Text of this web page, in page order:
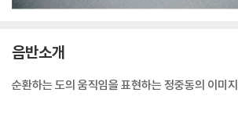
음반소개
순환하는 도의 움직임을 표현하는 정중동의 이미지